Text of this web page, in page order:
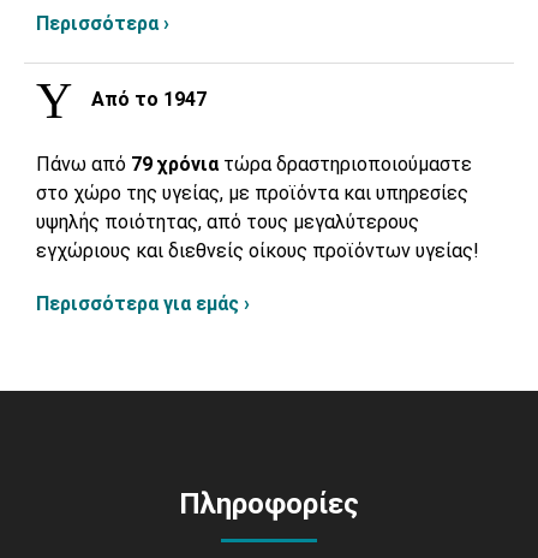
Περισσότερα ›
Από το 1947
Πάνω από 79 χρόνια τώρα δραστηριοποιούμαστε
στο χώρο της υγείας, με προϊόντα και υπηρεσίες
υψηλής ποιότητας, από τους μεγαλύτερους
εγχώριους και διεθνείς οίκους προϊόντων υγείας!
Περισσότερα για εμάς ›
Πληροφορίες